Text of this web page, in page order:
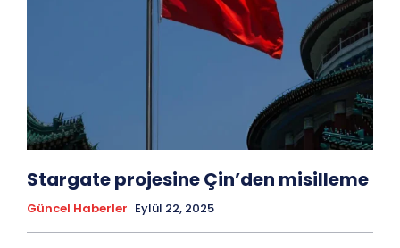
Stargate projesine Çin’den misilleme
Güncel Haberler Eylül 22, 2025